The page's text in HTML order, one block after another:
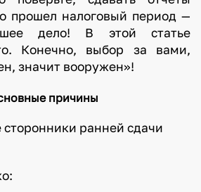
прошел налоговый период —
дело! В этой статье
Конечно, выбор за вами,
значит вооружен»!
причины
ранней сдачи